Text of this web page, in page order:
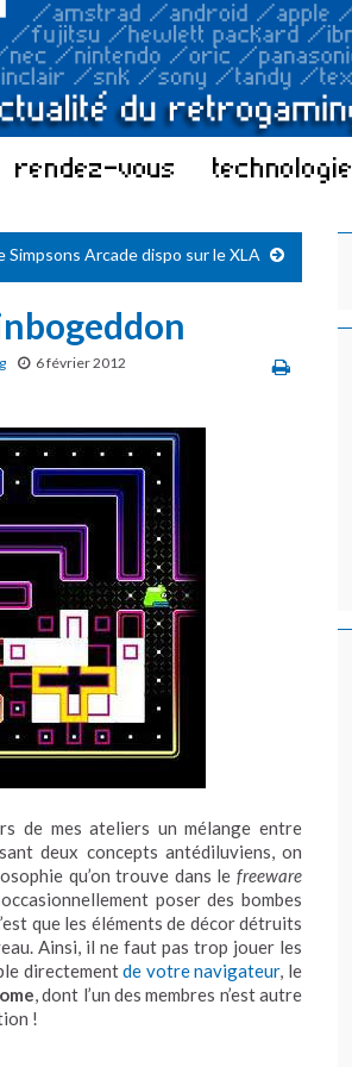
rendez-vous technologie
Simpsons Arcade dispo sur le XLA
6 février 2012
de mes ateliers un mélange entre
deux concepts antédiluviens, on
qu’on trouve dans le freeware
poser des bombes
que les éléments de décor détruits
Ainsi, il ne faut pas trop jouer les
directementde votre navigateur, le
, dont l’un des membres n’est autre
!